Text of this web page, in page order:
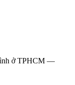
ở TPHCM —